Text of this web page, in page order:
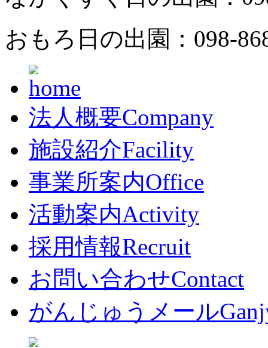
おもろ日の出園： 098-
法人概要Company
施設紹介Facility
事業所案内Office
活動案内Activity
採用情報Recruit
お問い合わせContact
がんじゅうメール